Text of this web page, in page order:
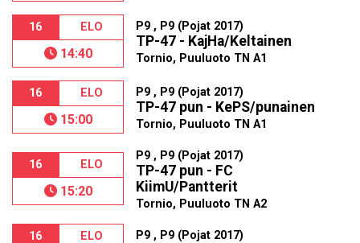
16 ELO
14:40
P9 , P9 (Pojat 2017)
TP-47 - KajHa/Keltainen
Tornio, Puuluoto TN A1
16 ELO
15:00
P9 , P9 (Pojat 2017)
TP-47 pun - KePS/punainen
Tornio, Puuluoto TN A1
16 ELO
15:20
P9 , P9 (Pojat 2017)
TP-47 pun - FC
KiimU/Pantterit
Tornio, Puuluoto TN A2
16 ELO P9 , P9 (Pojat 2017)